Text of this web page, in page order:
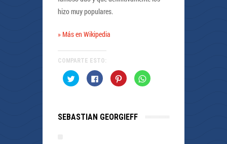
hizo muy populares.
» Más en Wikipedia
COMPARTE ESTO:
Haz
clic
(Se
abre
Haz
clic
(Se
abre
Haz
clic
(Se
abre
Haz
clic
abre
SEBASTIAN GEORGIEFF